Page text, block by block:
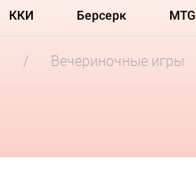
ККИ Берсерк MTG
Вечериночные игры